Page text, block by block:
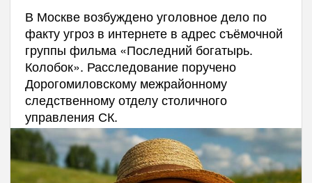
В Москве возбуждено уголовное дело по
факту угроз в интернете в адрес съёмочной
группы фильма «Последний богатырь.
Колобок». Расследование поручено
Дорогомиловскому межрайонному
следственному отделу столичного
управления СК.